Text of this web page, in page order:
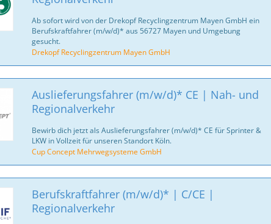
Ab sofort wird von der Drekopf Recyclingzentrum Mayen GmbH ein
Berufskraftfahrer (m/w/d)* aus 56727 Mayen und Umgebung
gesucht.
Drekopf Recyclingzentrum Mayen GmbH
Auslieferungsfahrer (m/w/d)* CE | Nah- und
Regionalverkehr
Bewirb dich jetzt als Auslieferungsfahrer (m/w/d)* CE für Sprinter &
LKW in Vollzeit für unseren Standort Köln.
Cup Concept Mehrwegsysteme GmbH
Berufskraftfahrer (m/w/d)* | C/CE |
Regionalverkehr